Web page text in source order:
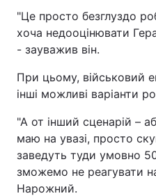
"Це просто безглуздо
хоча недооцінювати
- зауважив він.
При цьому, військовий
інші можливі варіанти
"А от інший сценарій –
маю на увазі, просто
заведуть туди умовно
зможемо не реагувати
Нарожний.